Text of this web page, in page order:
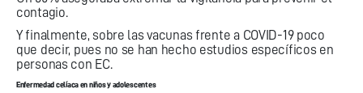
contagio.
Y finalmente, sobre las vacunas frente a COVID-19 poco
que decir, pues no se han hecho estudios específicos en
personas con EC.
Enfermedad celíaca en niños y adolescentes